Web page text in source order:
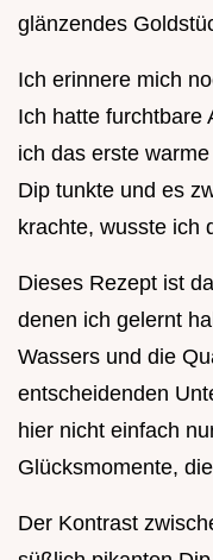
glänzendes
Ich erinnere mich
Ich hatte furchtbare
ich das erste
Dip tunkte und es
krachte, wusste ich
Dieses Rezept ist
denen ich gelernt
Wassers und die
entscheidenden
hier nicht einfach
Glücksmomente,
Der Kontrast